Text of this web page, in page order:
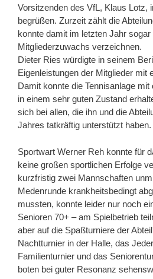
Vorsitzenden des VfL, Klaus Lotz,
begrüßen. Zurzeit zählt die
konnte damit im letzten Jahr sogar
Mitgliederzuwachs verzeichnen.
Dieter Ries würdigte in seinem
Eigenleistungen der Mitglieder mit
Damit konnte die Tennisanlage
in einem sehr guten Zustand
sich bei allen, die ihn und die
Jahres tatkräftig unterstützt haben.
Sportwart Werner Reh konnte für
keine großen sportlichen Erfolge
kurzfristig zwei Mannschaften
Medenrunde krankheitsbedingt
mussten, konnte leider nur noch
Senioren 70+ – am Spielbetrieb
aber auf die Spaßturniere der
Nachtturnier in der Halle, das
Familienturnier und das
boten bei guter Resonanz